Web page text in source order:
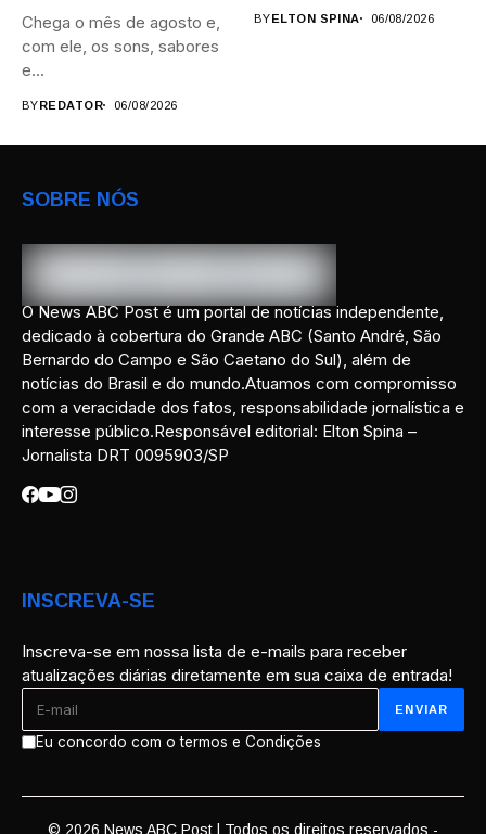
Chega o mês de agosto e,
com ele, os sons, sabores
e...
BYREDATOR 06/08/2026
BYELTON SPINA 06/08/2026
SOBRE NÓS
O News ABC Post é um portal de notícias independente,
dedicado à cobertura do Grande ABC (Santo André, São
Bernardo do Campo e São Caetano do Sul), além de
notícias do Brasil e do mundo.Atuamos com compromisso
com a veracidade dos fatos, responsabilidade jornalística e
interesse público.Responsável editorial: Elton Spina –
Jornalista DRT 0095903/SP
INSCREVA-SE
Inscreva-se em nossa lista de e-mails para receber
atualizações diárias diretamente em sua caixa de entrada!
Eu concordo com o termos e Condições
© 2026 News ABC Post | Todos os direitos reservados -